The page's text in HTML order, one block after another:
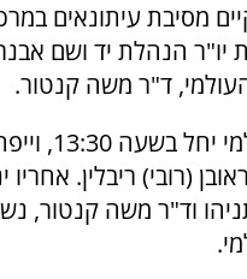
מסיבת עיתונאים
הנהלת יד ושם
ד"ר משה קנטור.
פורום השואה
(רובי) ריבלין. אחריו
וד"ר משה קנטור,